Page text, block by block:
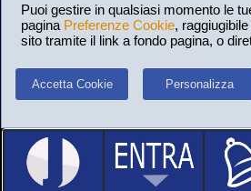
Puoi gestire in qualsiasi momento le
pagina Preferenze Cookie,
sito tramite il link a fondo pagina, o
Accetta Cookie Personalizza